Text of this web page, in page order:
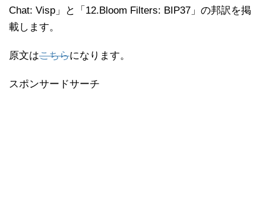
Chat: Visp」と「12.Bloom Filters: BIP37」の邦訳を掲
載します。
原文はこちらになります。
スポンサードサーチ